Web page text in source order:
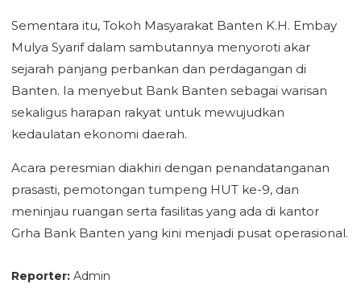
Sementara itu, Tokoh Masyarakat Banten K.H. Embay
Mulya Syarif dalam sambutannya menyoroti akar
sejarah panjang perbankan dan perdagangan di
Banten. Ia menyebut Bank Banten sebagai warisan
sekaligus harapan rakyat untuk mewujudkan
kedaulatan ekonomi daerah.
Acara peresmian diakhiri dengan penandatanganan
prasasti, pemotongan tumpeng HUT ke-9, dan
meninjau ruangan serta fasilitas yang ada di kantor
Grha Bank Banten yang kini menjadi pusat operasional.
Reporter: Admin